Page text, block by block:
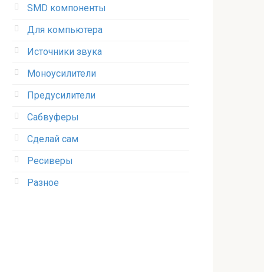
SMD компоненты
Для компьютера
Источники звука
Моноусилители
Предусилители
Сабвуферы
Сделай сам
Ресиверы
Разное